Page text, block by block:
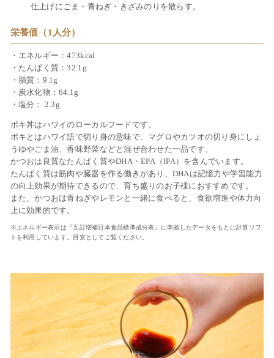
仕上げにごま・青ねぎ・きざみのりを散らす。
栄養価（1人分）
・エネルギー：473kcal
・たんぱく質：32.1g
・脂質：9.1g
・炭水化物：64.1g
・塩分： 2.3g
ポキ丼はハワイのローカルフードです。
ポキとはハワイ語で切り身の意味で、マグロやカツオの切り身にしょ
うゆやごま油、香味野菜などと混ぜ合わせた一品です。
かつおは良質なたんぱく質やDHA・EPA（IPA）を含んでいます。
たんぱく質は筋肉や臓器を作る働きがあり、DHAは記憶力や学習能力
の向上効果が期待できるので、育ち盛りのお子様におすすめです。
また、かつおは青ねぎやレモンと一緒に食べると、食欲増進や体力向
上に効果的です。
※エネルギー表示は『五訂増補日本食品標準成分表』に準拠したデータをもとに計算ソフ
トを利用しています。目安としてご覧ください。